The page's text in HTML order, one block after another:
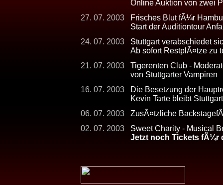
Online Auktion von zwei
27. 07. 2003
Frisches Blut fÃ¼r
Start der Auditiontour
24. 07. 2003
Stuttgart verabschiedet
Ab sofort RestplÃ¤tze zu
21. 07. 2003
Tigerenten Club -
von Stuttgarter Vampiren
16. 07. 2003
Die Besetzung der
Kevin Tarte bleibt
06. 07. 2003
ZusÃ¤tzliche
02. 07. 2003
Sweet Charity - Musical
Jetzt noch Tickets fÃ¼r